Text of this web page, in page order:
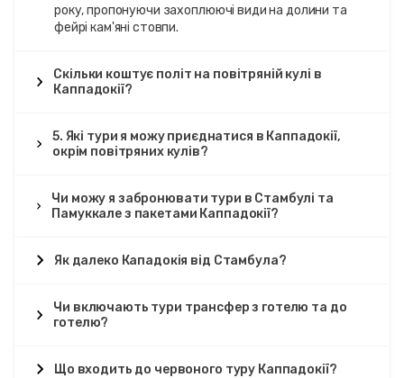
року, пропонуючи захоплюючі види на долини та
фейрі кам'яні стовпи.
Скільки коштує політ на повітряній кулі в
Каппадокії?
5. Які тури я можу приєднатися в Каппадокії,
окрім повітряних кулів?
Чи можу я забронювати тури в Стамбулі та
Памуккале з пакетами Каппадокії?
Як далеко Кападокія від Стамбула?
Чи включають тури трансфер з готелю та до
готелю?
Що входить до червоного туру Каппадокії?